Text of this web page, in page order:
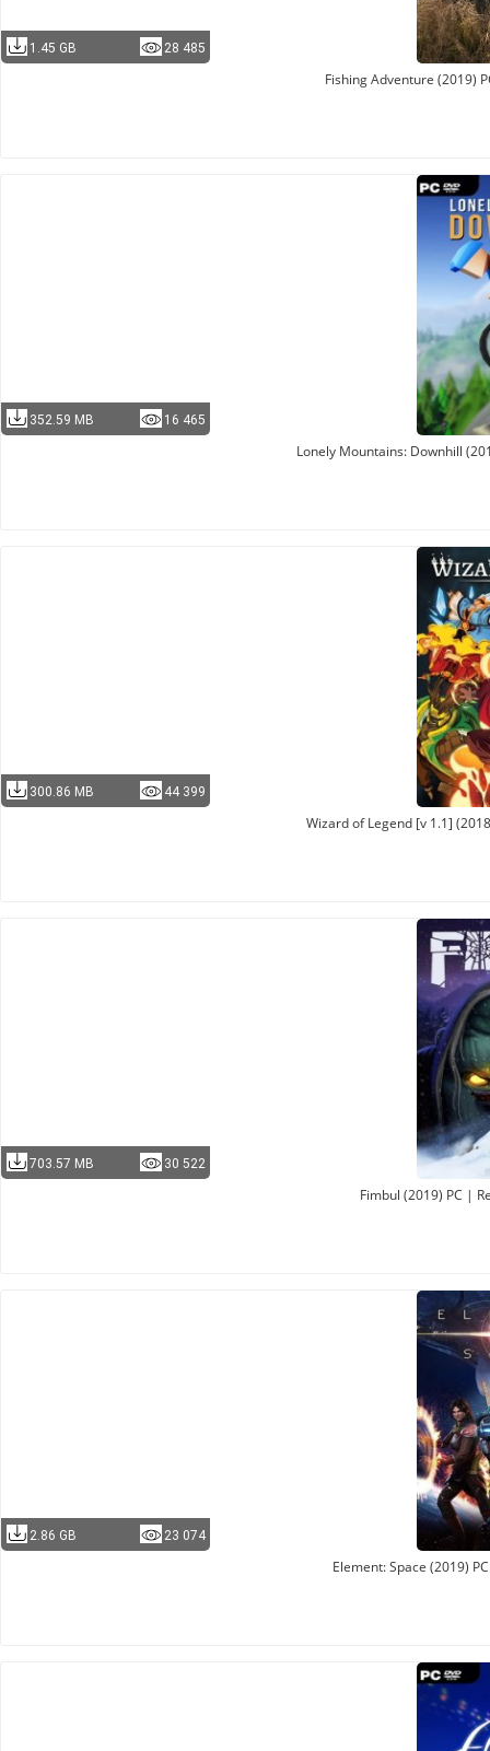
1.45 GB 28 485
Fishing Adventure (2019)
352.59 MB 16 465
Lonely Mountains: Downhill
300.86 MB 44 399
Wizard of Legend [v 1.1]
703.57 MB 30 522
Fimbul (2019) PC |
2.86 GB 23 074
Element: Space (2019)